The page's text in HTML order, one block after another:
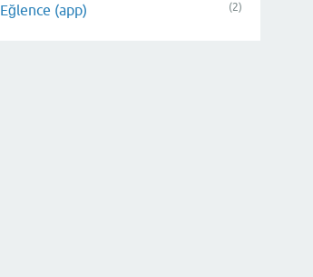
Eğlence (app) (2)